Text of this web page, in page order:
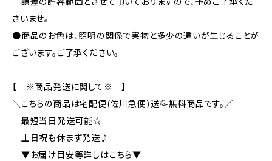
さいませ。
●商品のお色は、照明の関係で実物と多少の違いが生じることが
ございます。ご了承ください。
【 ※商品発送に関して※ 】
＼こちらの商品は宅配便(佐川急便)送料無料商品です。／
最短当日発送可能☆
土日祝も休まず発送♪
▼お届け目安等詳しはこちら▼